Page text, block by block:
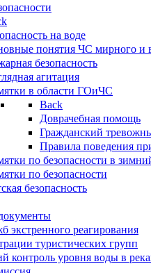
на воде
понятия ЧС мирного и
безопасность
агитация
в области ГОиЧС
Back
Доврачебная помощь
Гражданский
Правила поведения
по безопасности в
по безопасности
безопасность
экстренного реагирования
туристических групп
контроль уровня воды в